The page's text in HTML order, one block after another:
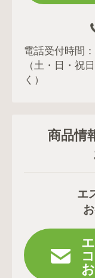
電話受付時間
（土・日・祝
く）
商品情
エ